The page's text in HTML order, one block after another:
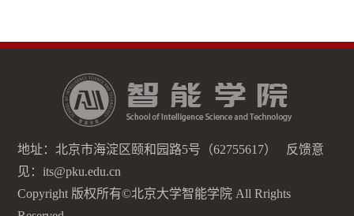
地址：北京市海淀区颐和园路5号（62755617） 反馈意
见：its@pku.edu.cn
Copyright 版权所有©北京大学智能学院 All Rrights